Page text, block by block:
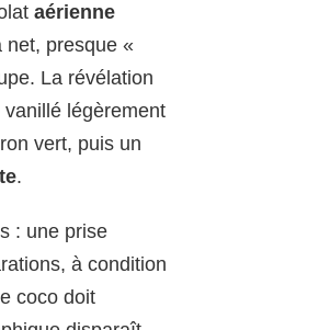
aérienne
net, presque «
La révélation
vanillé légèrement
vert, puis un
.
: une prise
à condition
coco doit